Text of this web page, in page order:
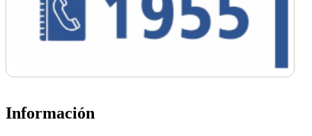
Información